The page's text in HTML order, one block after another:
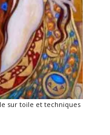
sur toile et techniques